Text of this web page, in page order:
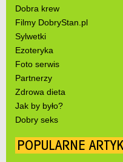
Dobra krew
Filmy DobryStan.pl
Sylwetki
Ezoteryka
Foto serwis
Partnerzy
Zdrowa dieta
Jak by było?
Dobry seks
POPULARNE